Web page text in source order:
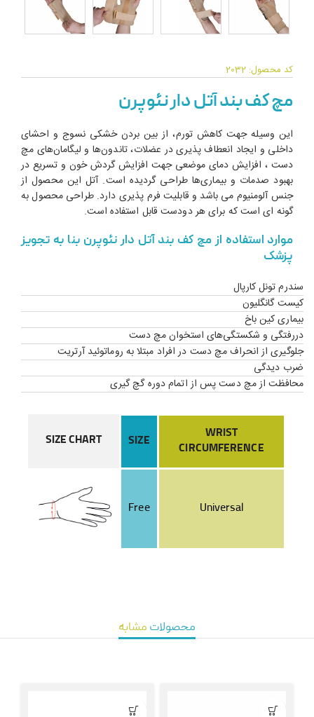
کد محصول: 2032
مچ کف بند آتل دار نئوپرن
این وسیله جهت کاهش تورم، از بین بردن خشکی نسوج و احشای
داخلی و ایجاد انعطاف پذیری در عضلات، تاندون‌ها و لیگامان‌های مچ
دست ، افزایش دمای موضعی جهت افزایش گردش خون و تسریع در
بهبود صدمات و بیماری‌ها طراحی گردیده است. آتل این محصول از
جنس آلومنیوم می باشد و قابلیت فرم پذیری دارد. طراحی محصول به
گونه ای است که برای هر دودست قابل استفاده است.
موارد استفاده از مچ کف بند آتل دار نئوپرن بنا به تجویز
پزشک
سندرم تونل کارپال
کیست گانگلیون
بیماری کین باخ
دررفتگی و شکستگی‌های استخوان مچ دست
جلوگیری از انحراف مچ دست در افراد مبتلا به روماتوئید آرتریت
ضرب دیدگی
محافظت از مچ دست پس از اتمام دوره گچ گیری
SIZE CHART SIZE
WRIST
CIRCUMFERENCE
Free Universal
محصولات مشابه